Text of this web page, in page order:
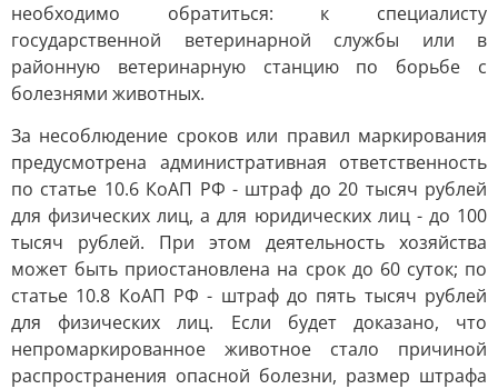
необходимо обратиться: к специалисту
государственной ветеринарной службы или в
районную ветеринарную станцию по борьбе с
болезнями животных.
За несоблюдение сроков или правил маркирования
предусмотрена административная ответственность
по статье 10.6 КоАП РФ - штраф до 20 тысяч рублей
для физических лиц, а для юридических лиц - до 100
тысяч рублей. При этом деятельность хозяйства
может быть приостановлена на срок до 60 суток; по
статье 10.8 КоАП РФ - штраф до пять тысяч рублей
для физических лиц. Если будет доказано, что
непромаркированное животное стало причиной
распространения опасной болезни, размер штрафа